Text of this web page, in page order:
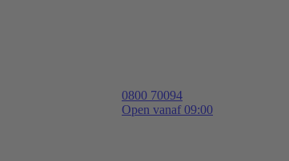
0800 70094
Open vanaf 09:00